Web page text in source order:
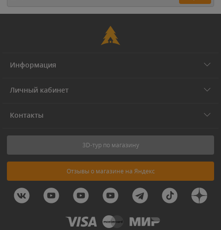
Информация
Личный кабинет
Контакты
3D-тур по магазину
Отзывы о магазине на Яндекс